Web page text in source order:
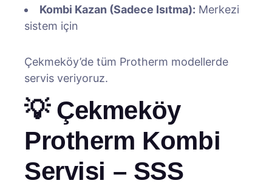
Kombi Kazan (Sadece Isıtma): Merkezi
sistem için
Çekmeköy’de tüm Protherm modellerde
servis veriyoruz.
💡 Çekmeköy
Protherm Kombi
Servisi – SSS